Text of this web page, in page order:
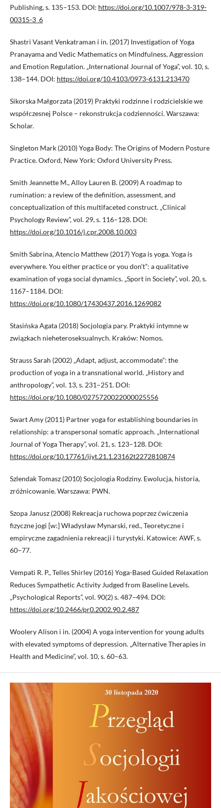
Publishing, s. 135–153. DOI: https://doi.org/10.1007/978-3-319-
00315-3_6
Shastri Vasant Venkatraman i in. (2017) Investigation of Yoga
Pranayama and Vedic Mathematics on Mindfulness, Aggression
and Emotion Regulation. „International Journal of Yoga”, vol. 10, s.
138–144. DOI: https://doi.org/10.4103/0973-6131.213470
Sikorska Małgorzata (2019) Praktyki rodzinne i rodzicielskie we
współczesnej Polsce – rekonstrukcja codzienności. Warszawa:
Scholar.
Singleton Mark (2010) Yoga Body: The Origins of Modern Posture
Practice. Oxford, New York: Oxford University Press.
Smith Jeannette M., Alloy Lauren B. (2009) A roadmap to
rumination: a review of the definition, assessment, and
conceptualization of this multifaceted construct. „Clinical
Psychology Review”, vol. 29, s. 116–128. DOI:
https://doi.org/10.1016/j.cpr.2008.10.003
Smith Sabrina, Atencio Matthew (2017) Yoga is yoga. Yoga is
everywhere. You either practice or you don’t”: a qualitative
examination of yoga social dynamics. „Sport in Society”, vol. 20, s.
1167–1184. DOI:
https://doi.org/10.1080/17430437.2016.1269082
Stasińska Agata (2018) Socjologia pary. Praktyki intymne w
związkach nieheteroseksualnych. Kraków: Nomos.
Strauss Sarah (2002) „Adapt, adjust, accommodate”: the
production of yoga in a transnational world. „History and
anthropology”, vol. 13, s. 231–251. DOI:
https://doi.org/10.1080/0275720022000025556
Swart Amy (2011) Partner yoga for establishing boundaries in
relationship: a transpersonal somatic approach. „International
Journal of Yoga Therapy”, vol. 21, s. 123–128. DOI:
https://doi.org/10.17761/ijyt.21.1.23162t2272810874
Szlendak Tomasz (2010) Socjologia Rodziny. Ewolucja, historia,
zróżnicowanie. Warszawa: PWN.
Szopa Janusz (2008) Rekreacja ruchowa poprzez ćwiczenia
fizyczne jogi [w:] Władysław Mynarski, red., Teoretyczne i
empiryczne zagadnienia rekreacji i turystyki. Katowice: AWF, s.
60−77.
Vempati R. P., Telles Shirley (2016) Yoga-Based Guided Relaxation
Reduces Sympathetic Activity Judged from Baseline Levels.
„Psychological Reports”, vol. 90(2) s. 487−494. DOI:
https://doi.org/10.2466/pr0.2002.90.2.487
Woolery Alison i in. (2004) A yoga intervention for young adults
with elevated symptoms of depression. „Alternative Therapies in
Health and Medicine”, vol. 10, s. 60–63.